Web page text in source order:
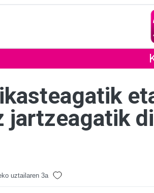
jartzeagatik
uztailaren 3a